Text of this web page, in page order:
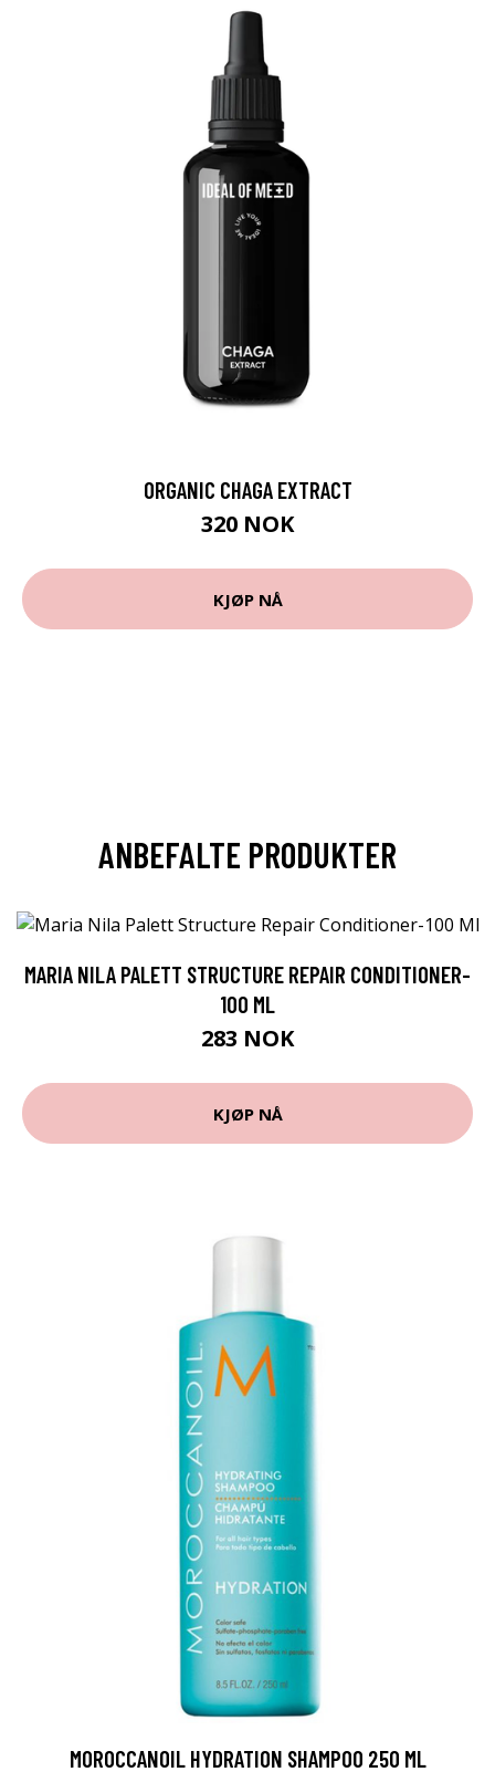
ORGANIC CHAGA EXTRACT
320 NOK
KJØP NÅ
ANBEFALTE PRODUKTER
MARIA NILA PALETT STRUCTURE REPAIR CONDITIONER-
100 ML
283 NOK
KJØP NÅ
MOROCCANOIL HYDRATION SHAMPOO 250 ML